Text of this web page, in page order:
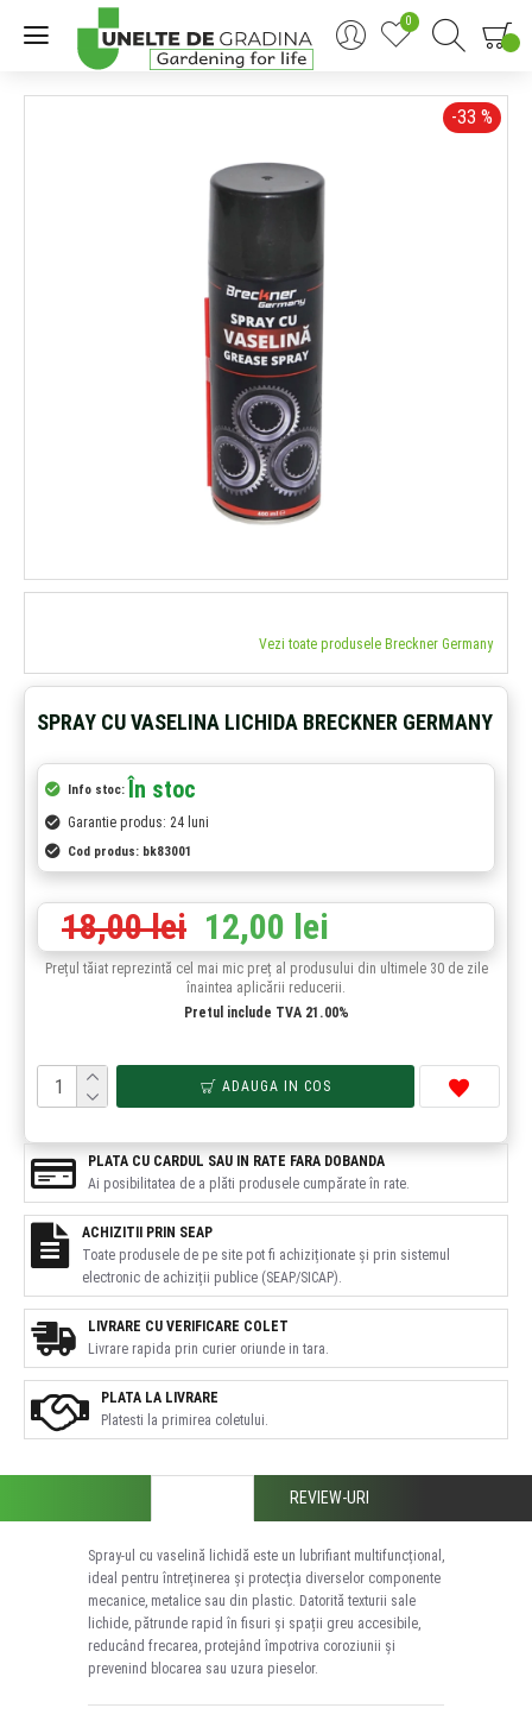
0
-33 %
Vezi toate produsele Breckner Germany
SPRAY CU VASELINA LICHIDA BRECKNER GERMANY
Info stoc: În stoc
Garantie produs: 24 luni
Cod produs: bk83001
12,00 lei
18,00 lei
Prețul tăiat reprezintă cel mai mic preț al produsului din ultimele 30 de zile
înaintea aplicării reducerii.
Pretul include TVA 21.00%
ADAUGA IN COS
PLATA LA LIVRARE
Platesti la primirea coletului.
LIVRARE CU VERIFICARE COLET
Livrare rapida prin curier oriunde in tara.
PLATA CU CARDUL SAU IN RATE FARA DOBANDA
Ai posibilitatea de a plăti produsele cumpărate în rate.
ACHIZITII PRIN SEAP
Toate produsele de pe site pot fi achiziționate și prin sistemul
electronic de achiziții publice (SEAP/SICAP).
REVIEW-URI
Spray-ul cu vaselină lichidă este un lubrifiant multifuncțional,
ideal pentru întreținerea și protecția diverselor componente
mecanice, metalice sau din plastic. Datorită texturii sale
lichide, pătrunde rapid în fisuri și spații greu accesibile,
reducând frecarea, protejând împotriva coroziunii și
prevenind blocarea sau uzura pieselor.